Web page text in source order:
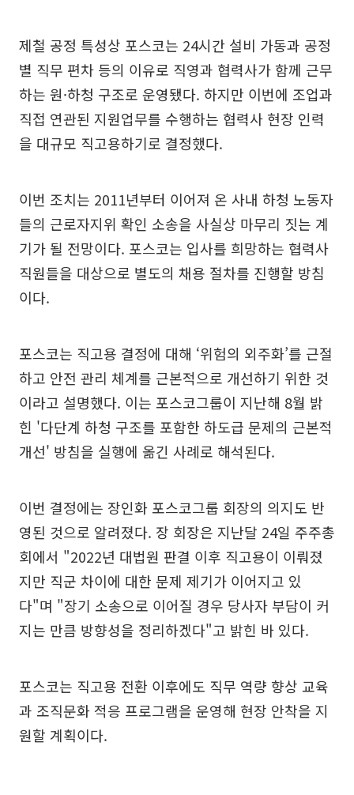
제철 공정 특성상 포스코는 24시간 설비 가동과 공정
별 직무 편차 등의 이유로 직영과 협력사가 함께 근무
하는 원·하청 구조로 운영됐다. 하지만 이번에 조업과
직접 연관된 지원업무를 수행하는 협력사 현장 인력
을 대규모 직고용하기로 결정했다.
이번 조치는 2011년부터 이어져 온 사내 하청 노동자
들의 근로자지위 확인 소송을 사실상 마무리 짓는 계
기가 될 전망이다. 포스코는 입사를 희망하는 협력사
직원들을 대상으로 별도의 채용 절차를 진행할 방침
이다.
포스코는 직고용 결정에 대해 ‘위험의 외주화’를 근절
하고 안전 관리 체계를 근본적으로 개선하기 위한 것
이라고 설명했다. 이는 포스코그룹이 지난해 8월 밝
힌 '다단계 하청 구조를 포함한 하도급 문제의 근본적
개선' 방침을 실행에 옮긴 사례로 해석된다.
이번 결정에는 장인화 포스코그룹 회장의 의지도 반
영된 것으로 알려졌다. 장 회장은 지난달 24일 주주총
회에서 "2022년 대법원 판결 이후 직고용이 이뤄졌
지만 직군 차이에 대한 문제 제기가 이어지고 있
다"며 "장기 소송으로 이어질 경우 당사자 부담이 커
지는 만큼 방향성을 정리하겠다"고 밝힌 바 있다.
포스코는 직고용 전환 이후에도 직무 역량 향상 교육
과 조직문화 적응 프로그램을 운영해 현장 안착을 지
원할 계획이다.